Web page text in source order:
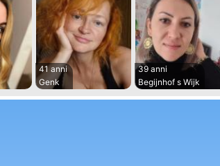
41 anni
Genk
39 anni
Begijnhof s Wijk